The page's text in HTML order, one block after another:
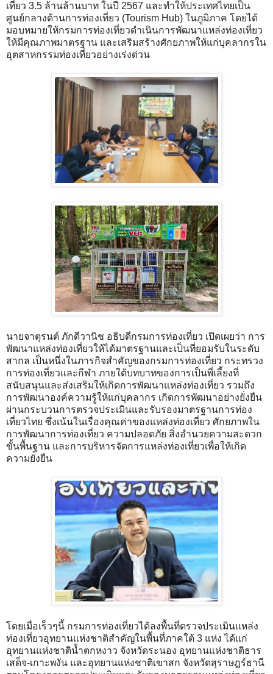
เที่ยว 3.5 ล้านล้านบาท ในปี 2567 และทำให้ประเทศไทยเป็น
ศูนย์กลางด้านการท่องเที่ยว (Tourism Hub) ในภูมิภาค โดยได้
มอบหมายให้กรมการท่องเที่ยวดำเนินการพัฒนาแหล่งท่องเที่ยว
ให้มีคุณภาพมาตรฐาน และเสริมสร้างศักยภาพให้แก่บุคลากรใน
อุตสาหกรรมท่องเที่ยวอย่างเร่งด่วน
นายจาตุรนต์ ภักดีวานิช อธิบดีกรมการท่องเที่ยว เปิดเผยว่า การ
พัฒนาแหล่งท่องเที่ยวให้ได้มาตรฐานและเป็นที่ยอมรับในระดับ
สากล เป็นหนึ่งในภารกิจสำคัญของกรมการท่องเที่ยว กระทรวง
การท่องเที่ยวและกีฬา ภายใต้บทบาทของการเป็นพี่เลี้ยงที่
สนับสนุนและส่งเสริมให้เกิดการพัฒนาแหล่งท่องเที่ยว รวมถึง
การพัฒนาองค์ความรู้ให้แก่บุคลากร เกิดการพัฒนาอย่างยั่งยืน
ผ่านกระบวนการตรวจประเมินและรับรองมาตรฐานการท่อง
เที่ยวไทย ซึ่งเน้นในเรื่องคุณค่าของแหล่งท่องเที่ยว ศักยภาพใน
การพัฒนาการท่องเที่ยว ความปลอดภัย สิ่งอำนวยความสะดวก
ขั้นพื้นฐาน และการบริหารจัดการแหล่งท่องเที่ยวเพื่อให้เกิด
ความยั่งยืน
โดยเมื่อเร็วๆนี้ กรมการท่องเที่ยวได้ลงพื้นที่ตรวจประเมินแหล่ง
ท่องเที่ยวอุทยานแห่งชาติสำคัญในพื้นที่ภาคใต้ 3 แห่ง ได้แก่
อุทยานแห่งชาติน้ำตกหงาว จังหวัดระนอง อุทยานแห่งชาติธาร
เสด็จ-เกาะพงัน และอุทยานแห่งชาติเขาสก จังหวัดสุราษฎร์ธานี